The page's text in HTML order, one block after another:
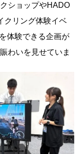
ショップやHADO
クリング体験イベ
体験できる企画が
わいを見せていま